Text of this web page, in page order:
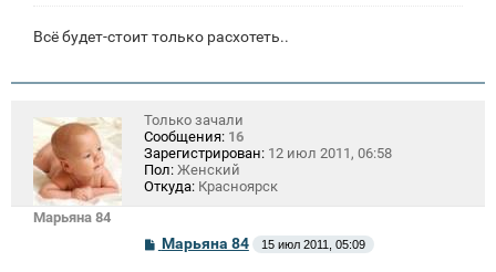
Всё будет-стоит только расхотеть..
Марьяна 84
Только зачали
Сообщения: 16
Зарегистрирован: 12 июл 2011, 06:58
Пол: Женский
Откуда: Красноярск
С
о
Марьяна 84 15 июл 2011, 05:09